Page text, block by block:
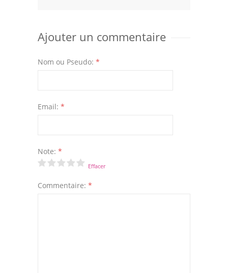
Ajouter un commentaire
Nom ou Pseudo: *
Email: *
Note: *
Effacer
Commentaire: *